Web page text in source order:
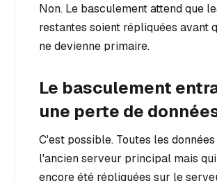
Non. Le basculement attend que
restantes soient répliquées avant
ne devienne primaire.
Le basculement
une perte de
C'est possible. Toutes les
l'ancien serveur principal mais
encore été répliquées sur le